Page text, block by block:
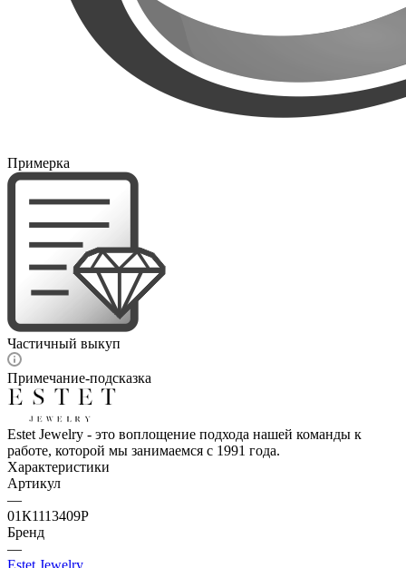
Примерка
Частичный выкуп
Примечание-подсказка
Estet Jewelry - это воплощение подхода нашей команды к
работе, которой мы занимаемся с 1991 года.
Характеристики
Артикул
—
01К1113409Р
Бренд
—
Estet Jewelry